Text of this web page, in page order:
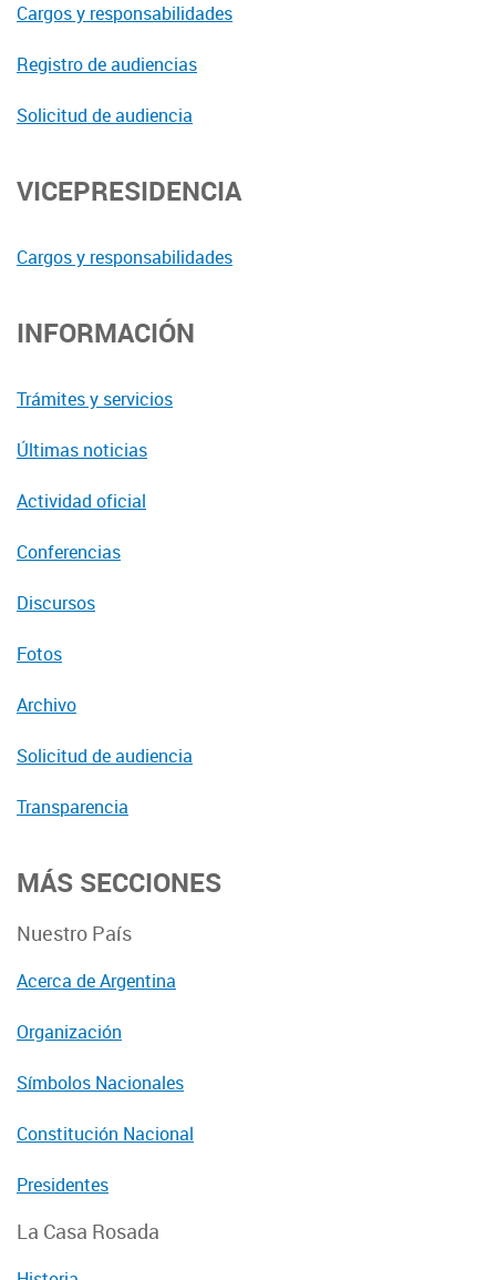
Cargos y responsabilidades
Registro de audiencias
Solicitud de audiencia
VICEPRESIDENCIA
Cargos y responsabilidades
INFORMACIÓN
Trámites y servicios
Últimas noticias
Actividad oficial
Conferencias
Discursos
Fotos
Archivo
Solicitud de audiencia
Transparencia
MÁS SECCIONES
Nuestro País
Acerca de Argentina
Organización
Símbolos Nacionales
Constitución Nacional
Presidentes
La Casa Rosada